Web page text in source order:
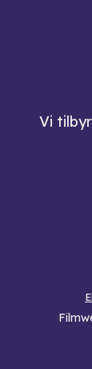
Vi